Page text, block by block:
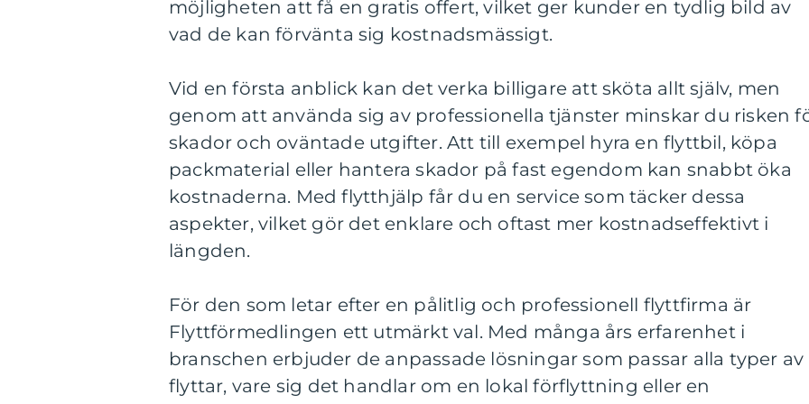
möjligheten att få en gratis offert, vilket ger kunder en tydlig bild av
vad de kan förvänta sig kostnadsmässigt.
Vid en första anblick kan det verka billigare att sköta allt själv, men
genom att använda sig av professionella tjänster minskar du risken
skador och oväntade utgifter. Att till exempel hyra en flyttbil, köpa
packmaterial eller hantera skador på fast egendom kan snabbt öka
kostnaderna. Med flytthjälp får du en service som täcker dessa
aspekter, vilket gör det enklare och oftast mer kostnadseffektivt i
längden.
För den som letar efter en pålitlig och professionell flyttfirma är
Flyttförmedlingen ett utmärkt val. Med många års erfarenhet i
branschen erbjuder de anpassade lösningar som passar alla typer av
flyttar, vare sig det handlar om en lokal förflyttning eller en